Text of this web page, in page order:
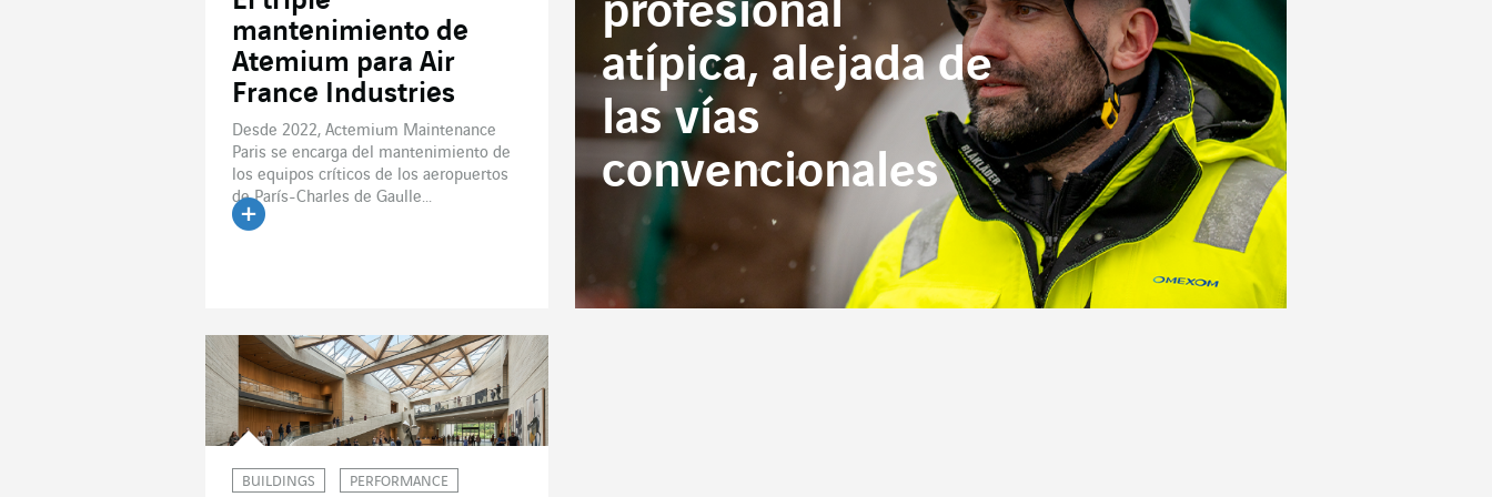
mantenimiento de
Atemium para Air
France Industries
Desde 2022, Actemium Maintenance
Paris se encarga del mantenimiento de
los equipos críticos de los aeropuertos
de París-Charles de Gaulle...
profesional
atípica, alejada de
las vías
convencionales
BUILDINGS PERFORMANCE